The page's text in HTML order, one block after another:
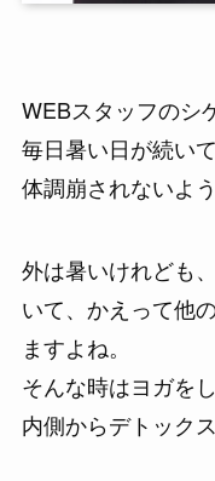
WEBスタッフのシ
毎日暑い日が続い
体調崩されないよ
外は暑いけれども
いて、かえって他
ますよね。
そんな時はヨガを
内側からデトック